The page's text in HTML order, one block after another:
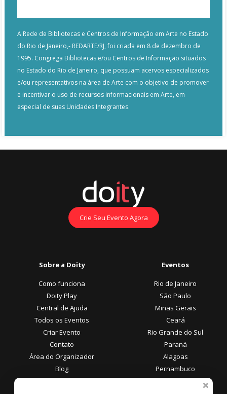
A Rede de Bibliotecas e Centros de Informação em Arte no Estado
do Rio de Janeiro,- REDARTE/RJ, foi criada em 8 de dezembro de
1995. Congrega Bibliotecas e/ou Centros de Informação situados
no Estado do Rio de Janeiro, que possuam acervos especializados
e/ou representativos na área de Arte com o objetivo de promover
e incentivar o uso de recursos informacionais em Arte, em
especial de suas Unidades Integrantes.
Crie Seu Evento Agora
Sobre a Doity
Como funciona
Doity Play
Central de Ajuda
Todos os Eventos
Criar Evento
Contato
Área do Organizador
Blog
Eventos
Rio de Janeiro
São Paulo
Minas Gerais
Ceará
Rio Grande do Sul
Paraná
Alagoas
Pernambuco